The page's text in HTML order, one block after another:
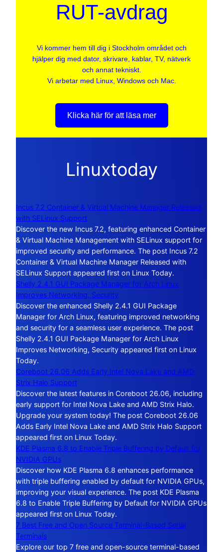
RUT-avdrag
Vi kommer hem till dig i Stockholm området och
hjälper dig med dator, skrivare, kablar, TV, nätverk
och annat tekniskt.
Vi arbetar med Linux, Windows och Mac.
Klicka här för att läsa mer
Linuxtoday
Incus 7.2 Container & Virtual Machine Manager Released
with SELinux Support
Discover the new Incus 7.2, featuring enhanced Container
& Virtual Machine Management with SELinux support for
improved security and performance. The post Incus 7.2
Container & Virtual Machine Manager Released with
SELinux Support appeared first on Linux Today.
Shelly 2.4.1 GUI Package Manager for Arch Linux
Improves Networking, Security
Discover the enhanced Shelly 2.4.1 GUI Package
Manager for Arch Linux, featuring improved networking
and security for a seamless user experience. The post
Shelly 2.4.1 GUI Package Manager for Arch Linux
Improves Networking, Security appeared first on Linux
Today.
Coreboot 26.06 Adds Early Intel Nova Lake and AMD
Strix Halo Support
Discover the latest features in Coreboot 26.06, including
early support for Intel Nova Lake and AMD Strix Halo.
Upgrade your system today! The post Coreboot 26.06
Adds Early Intel Nova Lake and AMD Strix Halo Support
appeared first on Linux Today.
KDE Plasma 6.8 to Enable Triple Buffering by Default for
NVIDIA GPUs
Discover how KDE Plasma 6.8 enhances performance
with triple buffering enabled by default for NVIDIA GPUs,
improving your visual experience. The post KDE Plasma
6.8 to Enable Triple Buffering by Default for NVIDIA GPUs
appeared first on Linux Today.
7 Best Free and Open Source Terminal-Based Serial
Terminals
Explore our top 7 free and open-source terminal-based